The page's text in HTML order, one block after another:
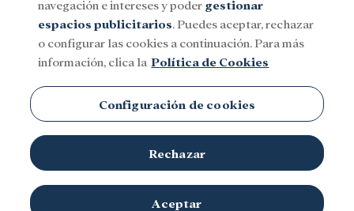
Investigación y becas
Etiquetas
navegación e intereses y poder gestionar
espacios publicitarios. Puedes aceptar, rechazar
o configurar las cookies a continuación. Para más
información, clica la Política de Cookies
Configuración de cookies
Rechazar
Aceptar